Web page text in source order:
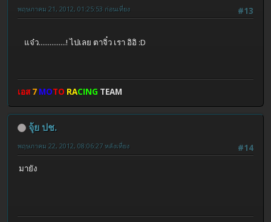
#13
พฤษภาคม 21, 2012, 01:25:53 ก่อนเที่ยง
แจ๋ว...............! ไปเลย ตาจิ๋ว เรา อิอิ :D
เอส7 MOTO RACING TEAM
จุ้ย ปช.
#14
พฤษภาคม 22, 2012, 08:06:27 หลังเที่ยง
มายัง